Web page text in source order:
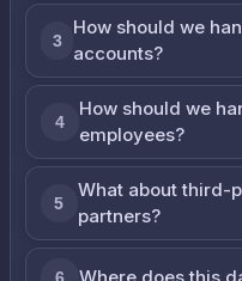
3
How should we
accounts?
4
How should we
employees?
5
What about third-
partners?